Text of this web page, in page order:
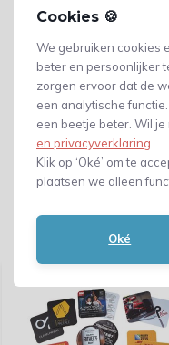
Cookies 🍪
We gebruiken cookies
beter en persoonlijker
zorgen ervoor dat de
een analytische
een beetje beter. Wil
en privacyverklaring
Klik op ‘Oké’ om te
plaatsen we alleen
Oké
Gerelateerde